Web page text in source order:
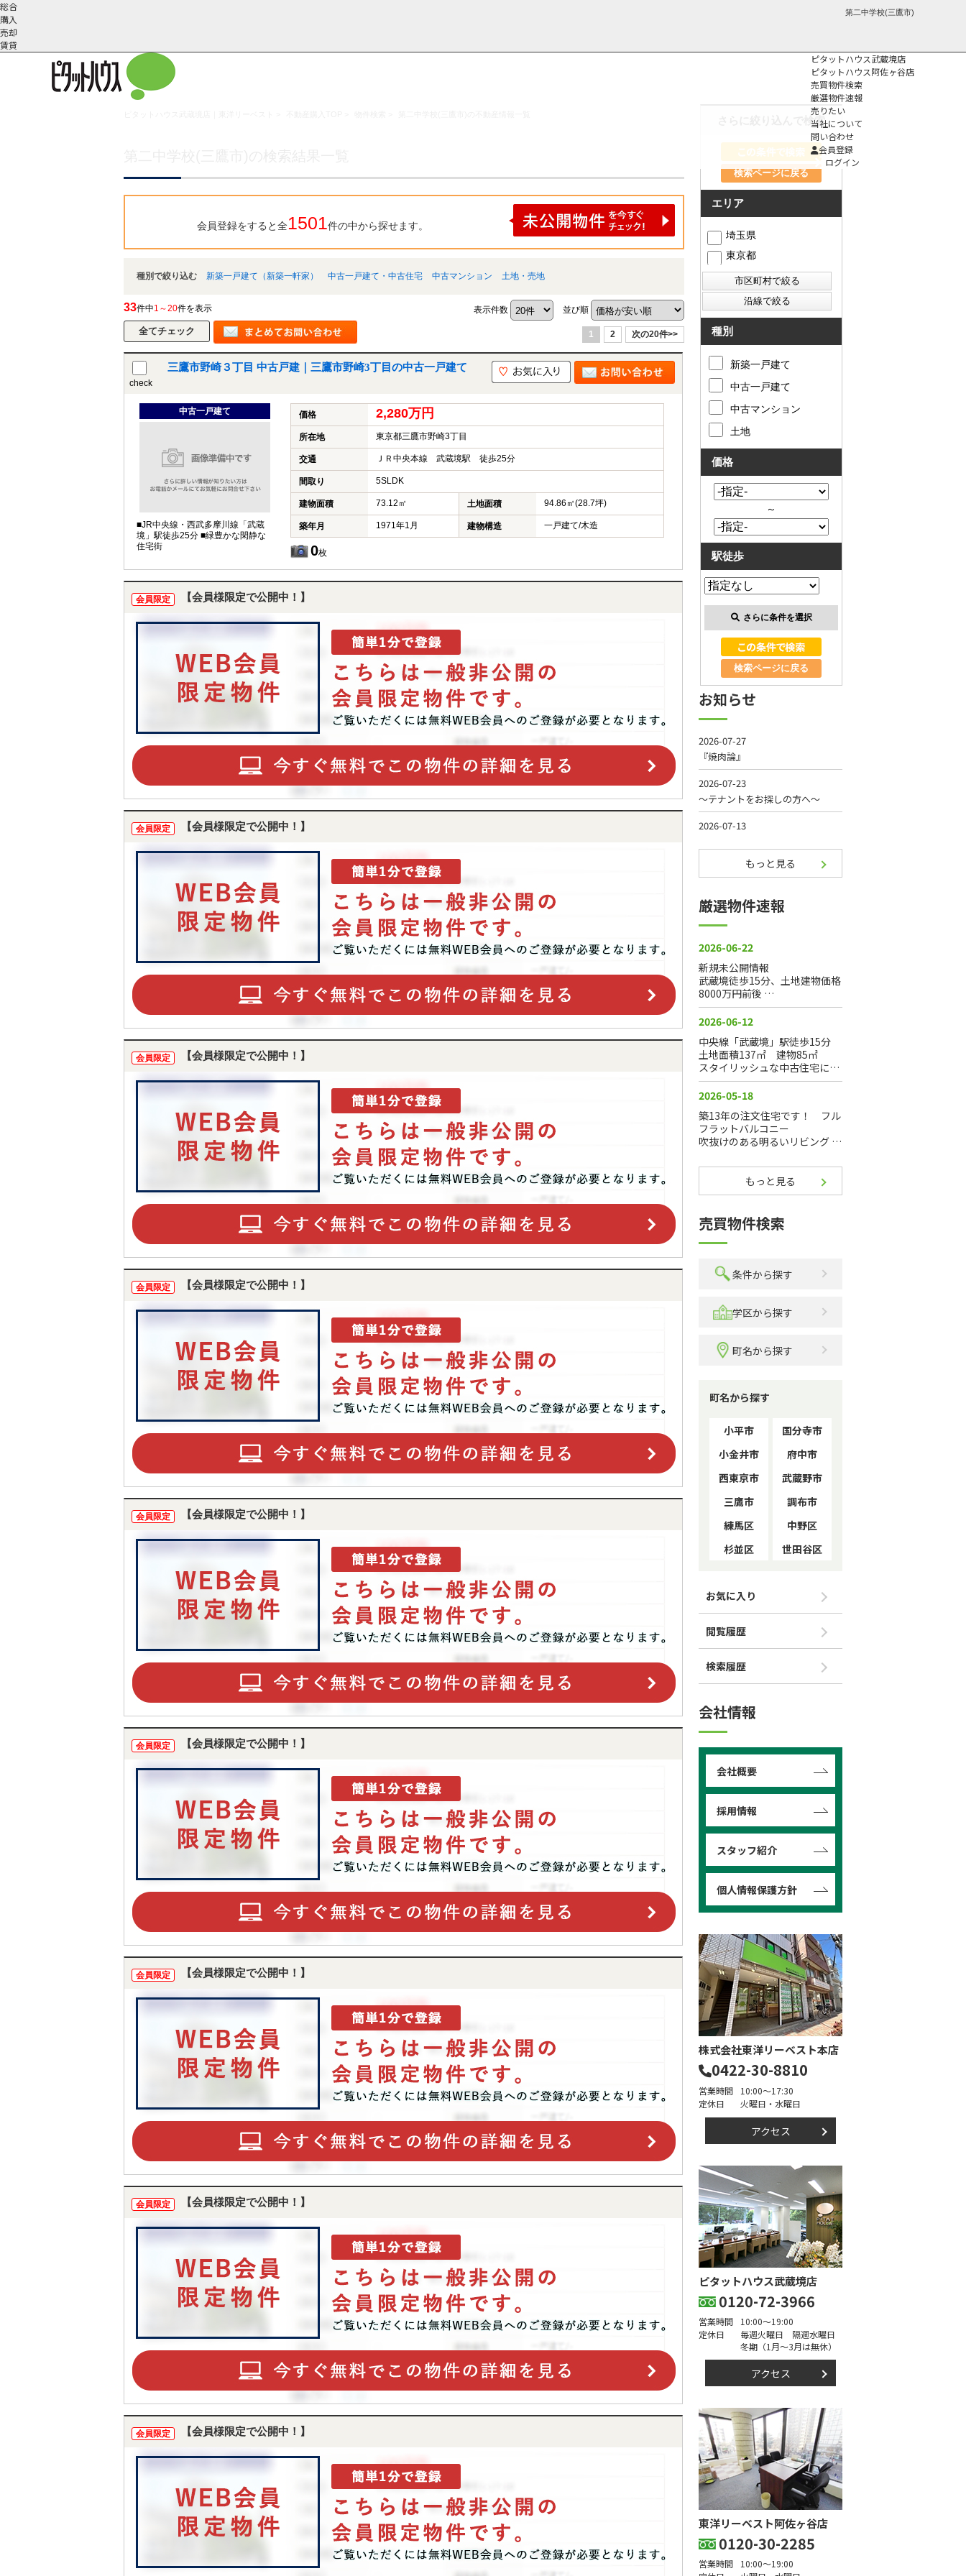
第二中学校(三鷹市)
総合
購入
売却
賃貸
ピタットハウス武蔵境店
ピタットハウス阿佐ヶ谷店
売買物件検索
厳選物件速報
売りたい
当社について
問い合わせ
会員登録
ログイン
会員登録をすると全1501件の中から探せます。
種別で絞り込む 新築一戸建て（新築一軒家） 中古一戸建て・中古住宅 中古マンション 土地・売地
33件中1～20件を表示 表示件数 並び順
1 2 次の20件>>
check
三鷹市野崎３丁目 中古戸建｜三鷹市野崎3丁目の中古一戸建て
中古一戸建て
■JR中央線・西武多摩川線「武蔵
境」駅徒歩25分 ■緑豊かな閑静な
住宅街
価格 2,280万円
所在地 東京都三鷹市野崎3丁目
交通 ＪＲ中央本線 武蔵境駅 徒歩25分
間取り 5SLDK
建物面積 73.12㎡ 土地面積 94.86㎡(28.7坪)
築年月 1971年1月 建物構造 一戸建て/木造
0枚
会員限定 【会員様限定で公開中！】
会員限定 【会員様限定で公開中！】
会員限定 【会員様限定で公開中！】
会員限定 【会員様限定で公開中！】
会員限定 【会員様限定で公開中！】
会員限定 【会員様限定で公開中！】
会員限定 【会員様限定で公開中！】
会員限定 【会員様限定で公開中！】
会員限定 【会員様限定で公開中！】
さらに絞り込んで検索
検索ページに戻る
エリア
埼玉県
東京都
種別
新築一戸建て
中古一戸建て
中古マンション
土地
価格
～
駅徒歩
さらに条件を選択
検索ページに戻る
お知らせ
もっと見る
厳選物件速報
もっと見る
売買物件検索
条件から探す
学区から探す
町名から探す
町名から探す
小平市
国分寺市
小金井市
府中市
西東京市
武蔵野市
三鷹市
調布市
練馬区
中野区
杉並区
世田谷区
お気に入り
閲覧履歴
検索履歴
会社情報
会社概要
採用情報
スタッフ紹介
個人情報保護方針
株式会社東洋リーベスト本店
0422-30-8810
営業時間
10:00～17:30
定休日
火曜日・水曜日
アクセス
ピタットハウス武蔵境店
0120-72-3966
営業時間
10:00～19:00
定休日
毎週火曜日 隔週水曜日
冬期（1月～3月は無休）
アクセス
東洋リーベスト阿佐ヶ谷店
0120-30-2285
営業時間
10:00～19:00